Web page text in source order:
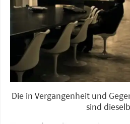
Die in Vergangenheit und
sind